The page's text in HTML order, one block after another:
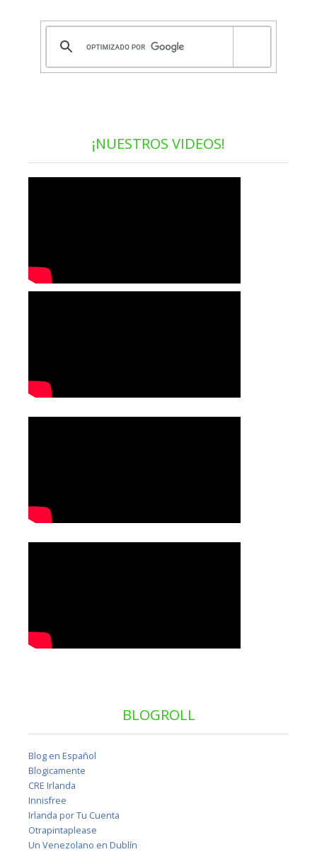
¡NUESTROS VIDEOS!
BLOGROLL
Blog en Español
Blogicamente
CRE Irlanda
Innisfree
Irlanda por Tu Cuenta
Otrapintaplease
Un Venezolano en Dublín